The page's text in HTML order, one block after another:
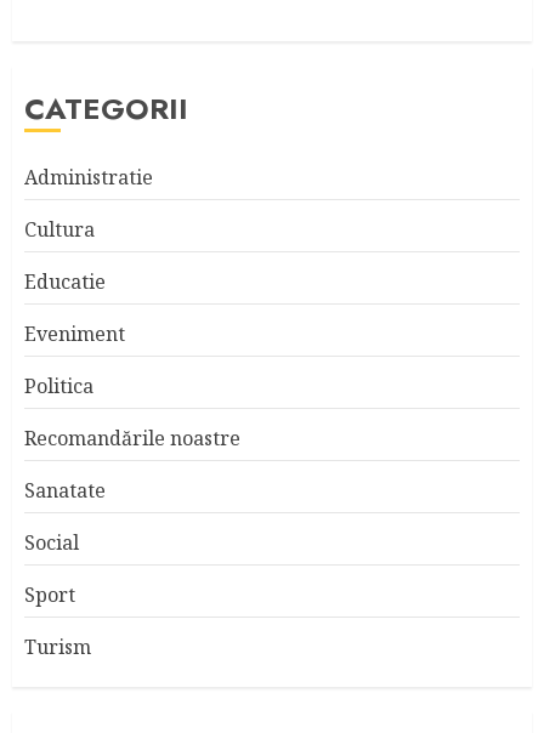
CATEGORII
Administratie
Cultura
Educatie
Eveniment
Politica
Recomandările noastre
Sanatate
Social
Sport
Turism